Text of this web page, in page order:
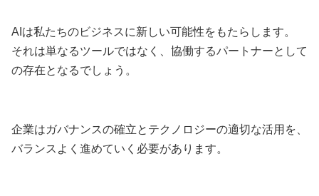
AIは私たちのビジネスに新しい可能性をもたらします。
それは単なるツールではなく、協働するパートナーとして
の存在となるでしょう。
企業はガバナンスの確立とテクノロジーの適切な活用を、
バランスよく進めていく必要があります。